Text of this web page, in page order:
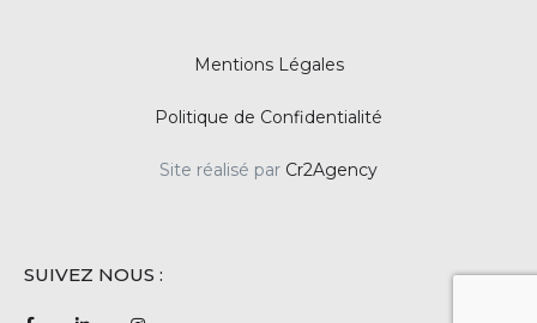
Mentions Légales
Politique de Confidentialité
Site réalisé par Cr2Agency
SUIVEZ NOUS :